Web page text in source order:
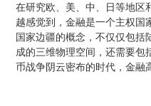
在研究欧、美、中、日等地区
越感觉到，金融是一个主权国
国家边疆的概念，不仅仅包括
成的三维物理空间，还需要包
币战争阴云密布的时代，金融